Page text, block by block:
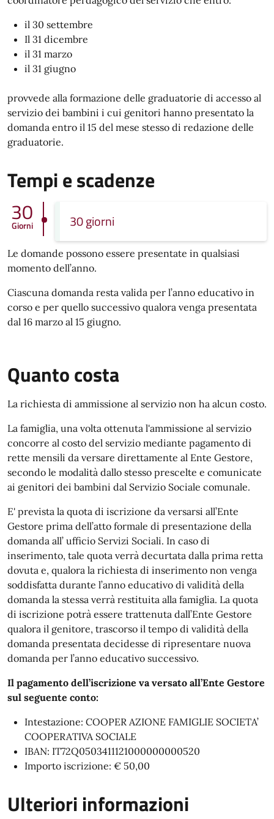
il 30 settembre
Il 31 dicembre
il 31 marzo
il 31 giugno
provvede alla formazione delle graduatorie di accesso al
servizio dei bambini i cui genitori hanno presentato la
domanda entro il 15 del mese stesso di redazione delle
graduatorie.
Tempi e scadenze
30
Giorni 30 giorni
Le domande possono essere presentate in qualsiasi
momento dell’anno.
Ciascuna domanda resta valida per l’anno educativo in
corso e per quello successivo qualora venga presentata
dal 16 marzo al 15 giugno.
Quanto costa
La richiesta di ammissione al servizio non ha alcun costo.
La famiglia, una volta ottenuta l'ammissione al servizio
concorre al costo del servizio mediante pagamento di
rette mensili da versare direttamente al Ente Gestore,
secondo le modalità dallo stesso prescelte e comunicate
ai genitori dei bambini dal Servizio Sociale comunale.
E' prevista la quota di iscrizione da versarsi all’Ente
Gestore prima dell’atto formale di presentazione della
domanda all’ ufficio Servizi Sociali. In caso di
inserimento, tale quota verrà decurtata dalla prima retta
dovuta e, qualora la richiesta di inserimento non venga
soddisfatta durante l’anno educativo di validità della
domanda la stessa verrà restituita alla famiglia. La quota
di iscrizione potrà essere trattenuta dall’Ente Gestore
qualora il genitore, trascorso il tempo di validità della
domanda presentata decidesse di ripresentare nuova
domanda per l’anno educativo successivo.
Il pagamento dell’iscrizione va versato all’Ente Gestore
sul seguente conto:
Intestazione: COOPER AZIONE FAMIGLIE SOCIETA’
COOPERATIVA SOCIALE
IBAN: IT72Q0503411121000000000520
Importo iscrizione: € 50,00
Ulteriori informazioni